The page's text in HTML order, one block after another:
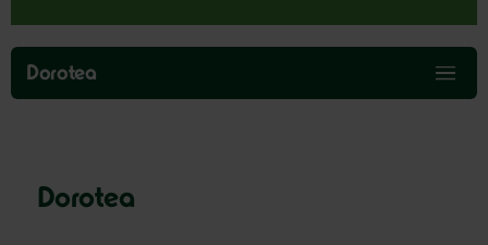
Hoppa
över
menyn
Dorotea
Dorotea